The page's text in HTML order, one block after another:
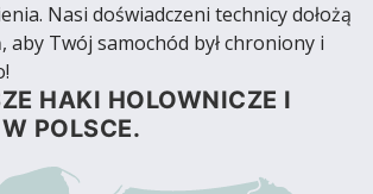
Nasi doświadczeni technicy dołożą
aby Twój samochód był chroniony i
HAKI HOLOWNICZE I
POLSCE.